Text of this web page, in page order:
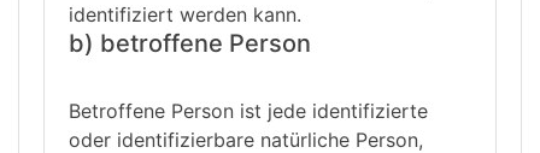
identifiziert werden kann.
b) betroffene Person
Betroffene Person ist jede identifizierte
oder identifizierbare natürliche Person,